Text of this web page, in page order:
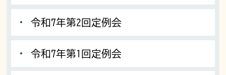
令和7年第2回定例会
令和7年第1回定例会